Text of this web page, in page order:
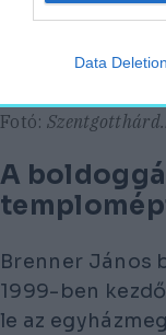
Data Deletion
Kápolna ott, ahol
Fotó:
A
Brenner János
1999-ben
le az